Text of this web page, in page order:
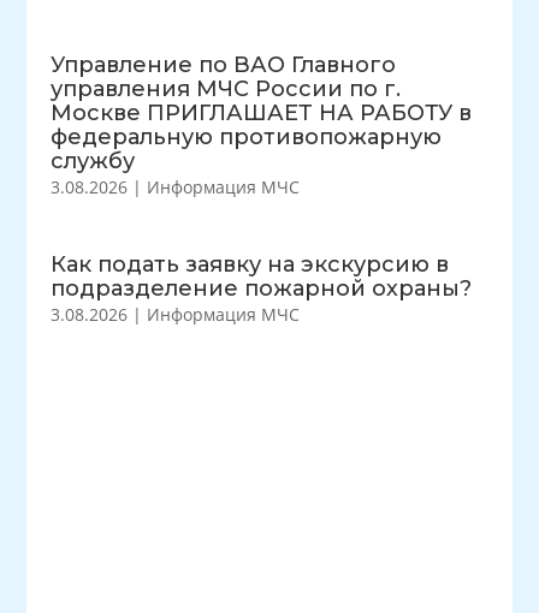
Управление по ВАО Главного
управления МЧС России по г.
Москве ПРИГЛАШАЕТ НА РАБОТУ в
федеральную противопожарную
службу
3.08.2026 | Информация МЧС
Как подать заявку на экскурсию в
подразделение пожарной охраны?
3.08.2026 | Информация МЧС